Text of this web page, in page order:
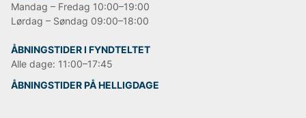
Mandag – Fredag 10:00–19:00
Lørdag – Søndag 09:00–18:00
ÅBNINGSTIDER I FYNDTELTET
Alle dage: 11:00–17:45
ÅBNINGSTIDER PÅ HELLIGDAGE